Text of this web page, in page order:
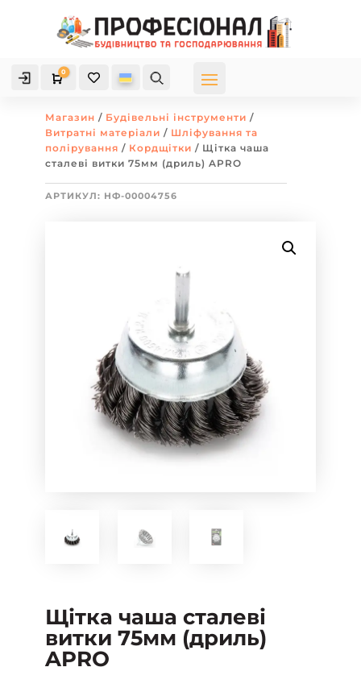
Кошик
0 
Магазин / Будівельні інструменти /
Витратні матеріали / Шліфування та
полірування / Кордщітки / Щітка чаша
сталеві витки 75мм (дриль) APRO
АРТИКУЛ: НФ-00004756
Щітка чаша сталеві
витки 75мм (дриль)
APRO